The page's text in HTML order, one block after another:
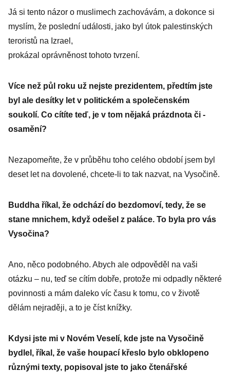
Já si tento názor o muslimech zachovávám, a dokonce si
myslím, že poslední události, jako byl útok palestinských
teroristů na Izrael,
prokázal oprávněnost tohoto ­tvrzení.
Více než půl roku už nejste prezidentem, předtím jste
byl ale desítky let v politickém a společenském
soukolí. Co cítíte teď, je v tom nějaká prázdnota či ­
osamění?
Nezapomeňte, že v průběhu toho celého období jsem byl
deset let na dovolené, chcete-li to tak nazvat, na Vysočině.
Buddha říkal, že odchází do bezdomoví, tedy, že se
stane mnichem, když odešel z paláce. To byla pro vás
Vysočina?
Ano, něco podobného. Abych ale odpověděl na vaši
otázku – nu, teď se cítím dobře, protože mi odpadly některé
povinnosti a mám daleko víc času k tomu, co v životě
dělám nejraději, a to je číst knížky.
Kdysi jste mi v Novém Veselí, kde jste na Vysočině
bydlel, říkal, že vaše houpací křeslo bylo obklopeno
různými texty, popisoval jste to jako čtenářské